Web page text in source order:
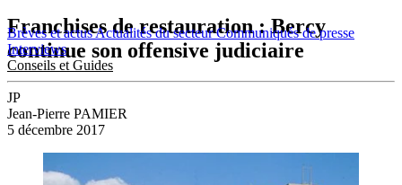
Brèves et actusActualités du secteurCommuniqués de presse
Interviews
Conseils et Guides
Franchises de restauration : Bercy
continue son offensive judiciaire
JP
Jean-Pierre PAMIER
5 décembre 2017